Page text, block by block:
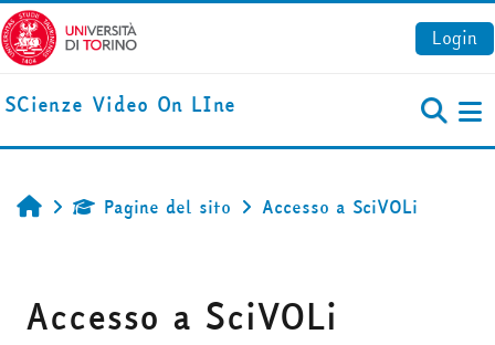
Vai al contenuto principale
Login
SCienze Video On LIne
HomePagine del sito Accesso a SciVOLi
Accesso a SciVOLi